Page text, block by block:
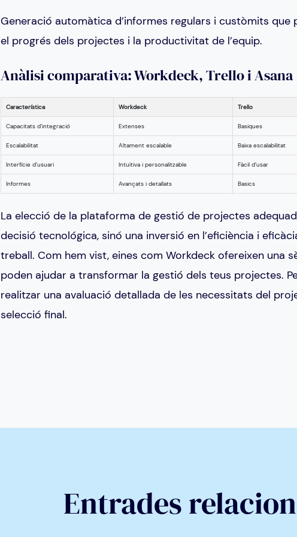
Generació automàtica d’informes regulars i custòmits
el progrés dels projectes i la productivitat de l’equip.
Anàlisi comparativa: Workdeck, Trello i Asana
Característica Workdeck Trello
Capacitats d’integració Extenses Basiques
Escalabilitat Altament escalable Baixa escalabilitat
Interfície d’usuari Intuïtiva i personalitzable Fàcil d’usar
Informes Avançats i detallats Basics
La elecció de la plataforma de gestió de projectes
decisió tecnológica, sinó una inversió en l’eficiència i
treball. Com hem vist, eines com Workdeck ofereixen una
poden ajudar a transformar la gestió dels teus projectes.
realitzar una avaluació detallada de les necessitats del
selecció final.
Entrades